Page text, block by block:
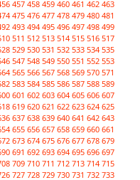
457 458 459 460 461 462 463
475 476 477 478 479 480 481
493 494 495 496 497 498 499
511 512 513 514 515 516 517
529 530 531 532 533 534 535
547 548 549 550 551 552 553
565 566 567 568 569 570 571
583 584 585 586 587 588 589
601 602 603 604 605 606 607
619 620 621 622 623 624 625
637 638 639 640 641 642 643
655 656 657 658 659 660 661
673 674 675 676 677 678 679
691 692 693 694 695 696 697
709 710 711 712 713 714 715
727 728 729 730 731 732 733